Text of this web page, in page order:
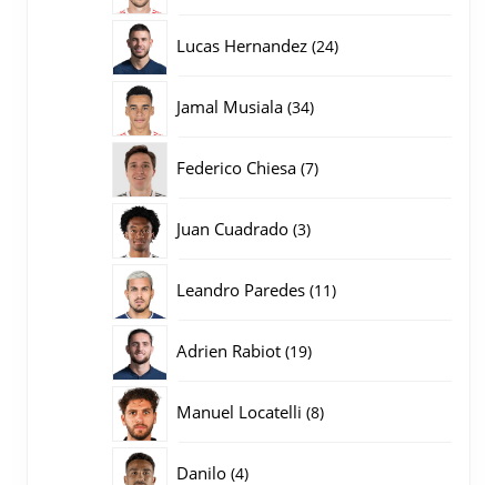
Lucas Hernandez 2424
Jamal Musiala 3434
Federico Chiesa 77
Juan Cuadrado 33
Leandro Paredes 1111
Adrien Rabiot 1919
Manuel Locatelli 88
Danilo 44